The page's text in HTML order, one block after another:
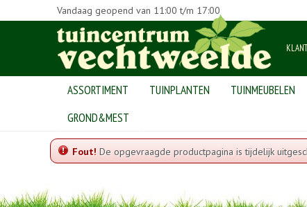
Home
Vandaag geopend van 11:00 t/m 17:00
ASSORTIMENT TUINPLANTEN TUINMEUBELEN
GROND&MEST
Fout! De opgevraagde productpagina is tijdelijk